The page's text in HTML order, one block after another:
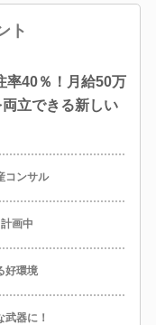
ト
率40％！月給50万
立できる新しい
コンサル
画中
好環境
器に！